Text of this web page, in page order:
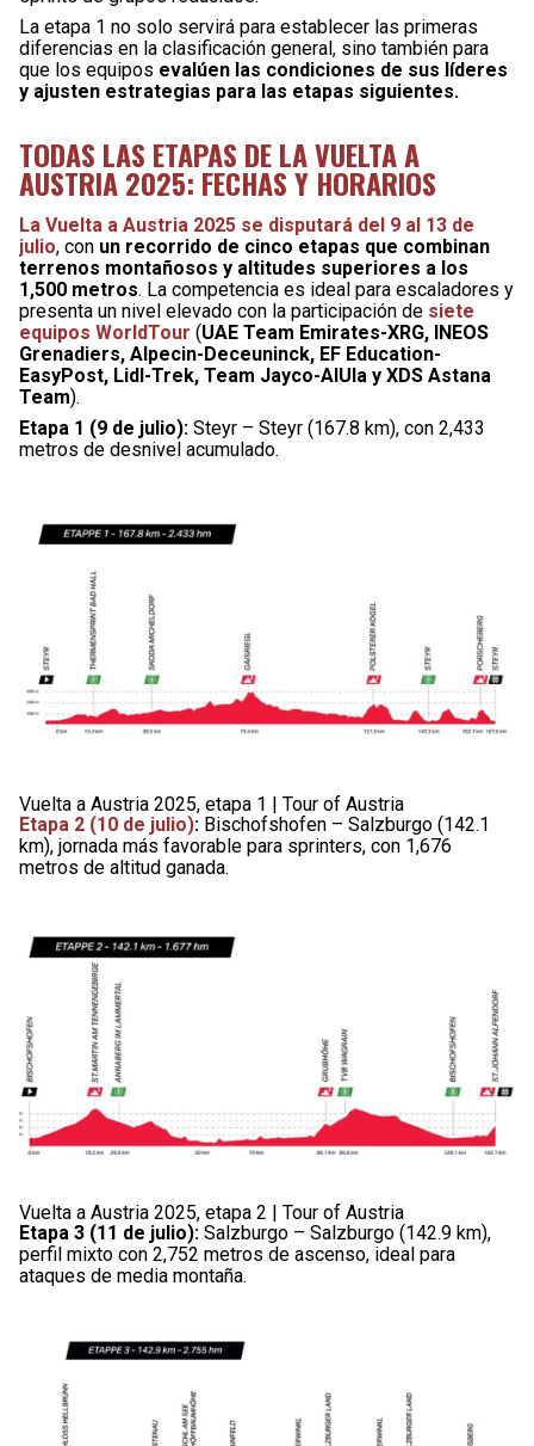
La etapa 1 no solo servirá para establecer las primeras
diferencias en la clasificación general, sino también para
que los equipos evalúen las condiciones de sus líderes
y ajusten estrategias para las etapas siguientes.
TODAS LAS ETAPAS DE LA VUELTA A
AUSTRIA 2025: FECHAS Y HORARIOS
La Vuelta a Austria 2025 se disputará del 9 al 13 de
julio, con un recorrido de cinco etapas que combinan
terrenos montañosos y altitudes superiores a los
1,500 metros. La competencia es ideal para escaladores y
presenta un nivel elevado con la participación de siete
equipos WorldTour (UAE Team Emirates-XRG, INEOS
Grenadiers, Alpecin-Deceuninck, EF Education-
EasyPost, Lidl-Trek, Team Jayco-AlUla y XDS Astana
Team).
Etapa 1 (9 de julio): Steyr – Steyr (167.8 km), con 2,433
metros de desnivel acumulado.
Vuelta a Austria 2025, etapa 1 | Tour of Austria
Etapa 2 (10 de julio): Bischofshofen – Salzburgo (142.1
km), jornada más favorable para sprinters, con 1,676
metros de altitud ganada.
Vuelta a Austria 2025, etapa 2 | Tour of Austria
Etapa 3 (11 de julio): Salzburgo – Salzburgo (142.9 km),
perfil mixto con 2,752 metros de ascenso, ideal para
ataques de media montaña.